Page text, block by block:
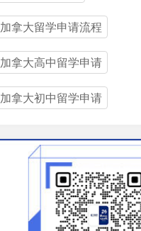
加拿大留学申请流程
加拿大高中留学申请
加拿大初中留学申请